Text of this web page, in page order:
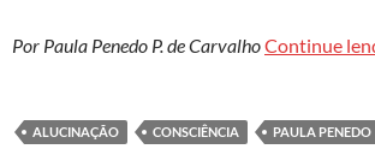
Por Paula Penedo P. de CarvalhoContinue
ALUCINAÇÃO CONSCIÊNCIA PAULA PENEDO